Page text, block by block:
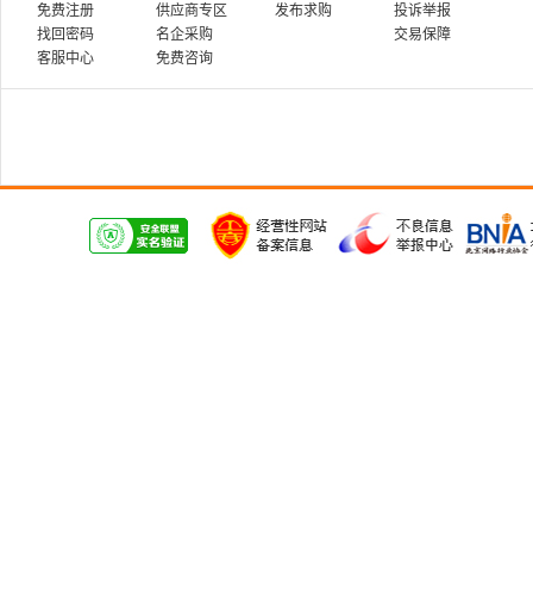
免费注册
找回密码
客服中心
供应商专区
名企采购
免费咨询
发布求购
投诉举报
交易保障